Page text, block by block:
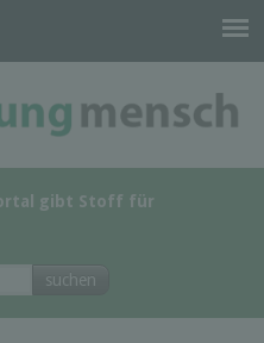
gibt Stoff für